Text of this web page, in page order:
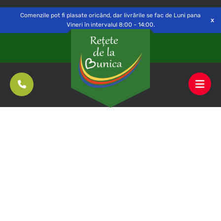
Delivery toSăvinești, NT Switch Open
Comenzile pot fi plasate oricând, dar livrările se fac de Luni pana
Vineri în intervalul 8:00 - 14:00.